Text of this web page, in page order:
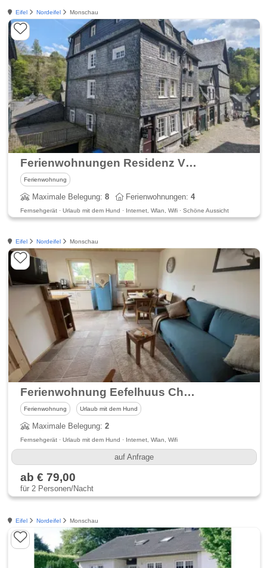
Eifel Nordeifel Monschau
Ferienwohnungen Residenz Vier Jahreszeiten
Ferienwohnung
Maximale Belegung:8 Ferienwohnungen:4
Fernsehgerät · Urlaub mit dem Hund · Internet, Wlan, Wifi · Schöne Aussicht
Eifel Nordeifel Monschau
Ferienwohnung Eefelhuus Charly
Ferienwohnung Urlaub mit dem Hund
Maximale Belegung:2
Fernsehgerät · Urlaub mit dem Hund · Internet, Wlan, Wifi
auf Anfrage
ab € 79,00
für 2 Personen/Nacht
Eifel Nordeifel Monschau